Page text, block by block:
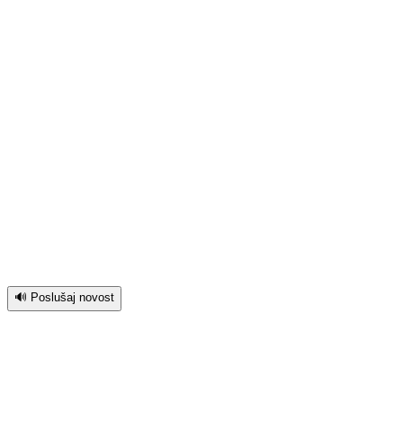
🔊 Poslušaj novost